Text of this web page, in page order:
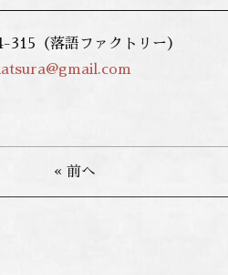
（落語ファクトリー）
« 前へ